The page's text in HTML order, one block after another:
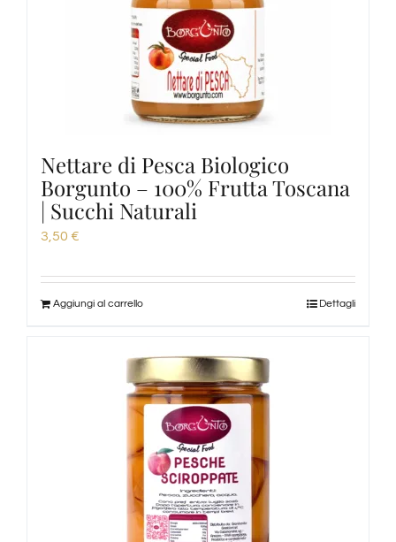
Nettare di Pesca Biologico
Borgunto – 100% Frutta Toscana
| Succhi Naturali
3,50 €
Aggiungi al carrello Dettagli